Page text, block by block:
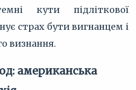
кути підліткової
страх бути вигнанцем і
визнання.
американська